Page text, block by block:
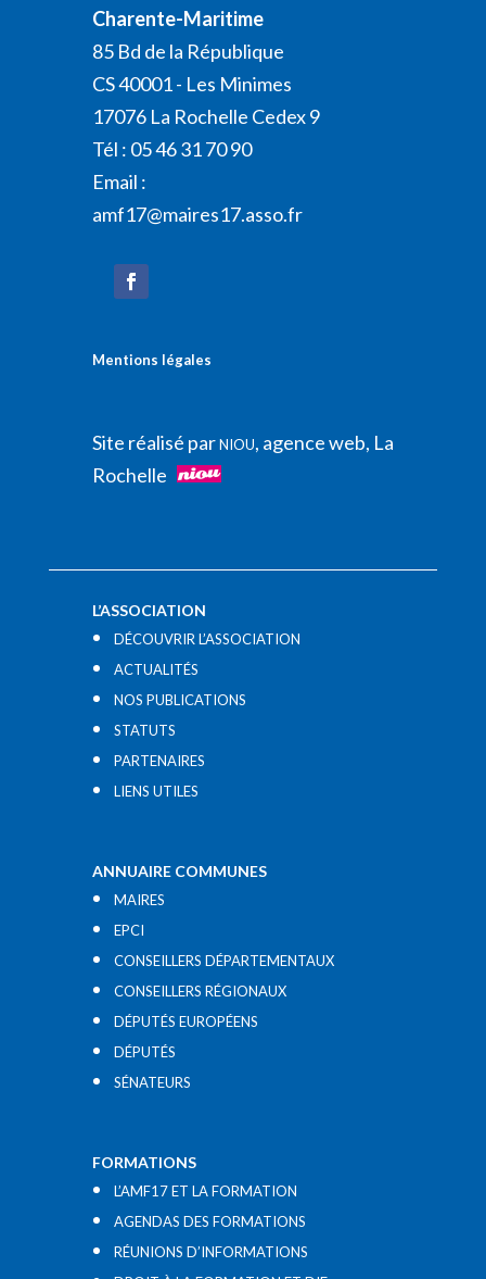
Charente-Maritime
85 Bd de la République
CS 40001 - Les Minimes
17076 La Rochelle Cedex 9
Tél : 05 46 31 70 90
Email :
amf17@maires17.asso.fr
Mentions légales
Site réalisé parNIOU, agence web, La
Rochelle
L’ASSOCIATION
DÉCOUVRIR L’ASSOCIATION
ACTUALITÉS
NOS PUBLICATIONS
STATUTS
PARTENAIRES
LIENS UTILES​
ANNUAIRE COMMUNES
MAIRES
EPCI
CONSEILLERS DÉPARTEMENTAUX
CONSEILLERS RÉGIONAUX
DÉPUTÉS EUROPÉENS
DÉPUTÉS
SÉNATEURS
FORMATIONS
L’AMF17 ET LA FORMATION
AGENDAS DES FORMATIONS
RÉUNIONS D’INFORMATIONS